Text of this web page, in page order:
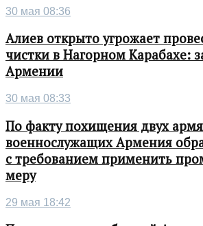
30 мая 08:36
Алиев открыто угрожает
чистки в Нагорном Карабахе:
Армении
30 мая 08:33
По факту похищения двух
военнослужащих Армения
с требованием применить
меру
29 мая 18:42